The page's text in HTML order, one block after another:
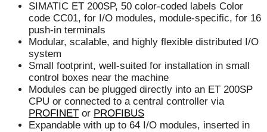
SIMATIC ET 200SP, 50 color-coded labels Color
code CC01, for I/O modules, module-specific, for 16
push-in terminals
Modular, scalable, and highly flexible distributed I/O
system
Small footprint, well-suited for installation in small
control boxes near the machine
Modules can be plugged directly into an ET 200SP
CPU or connected to a central controller via
PROFINET or PROFIBUS
Expandable with up to 64 I/O modules, inserted in